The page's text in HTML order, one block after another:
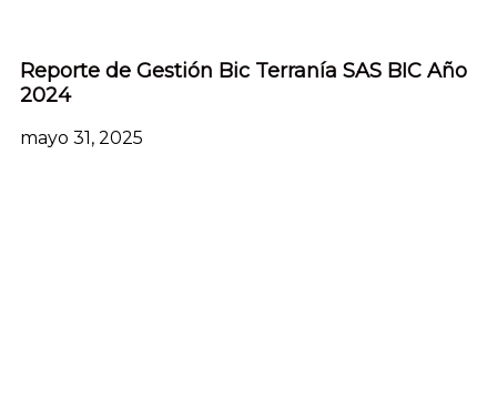
Reporte de Gestión Bic Terranía SAS BIC Año
2024
mayo 31, 2025